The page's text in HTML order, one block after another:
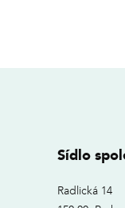
Sídlo
Radlická 14